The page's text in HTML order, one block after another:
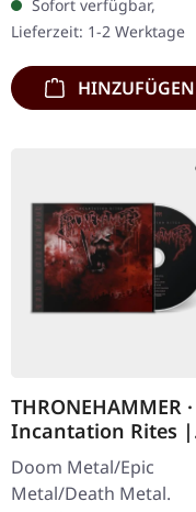
Neuauflage als
CD mit 8-seitigem
Booklet. Das…
Sofort verfügbar,
Lieferzeit: 1-2 Werktage
HINZUFÜGEN
THRONEHAMMER ·
Incantation Rites |
JEWELCASE CD
Doom Metal/Epic
Metal/Death Metal.